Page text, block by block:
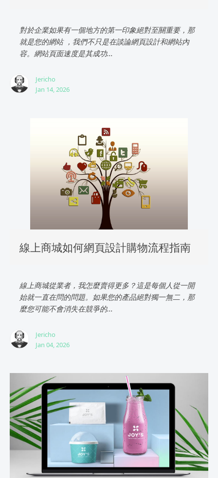
對於企業如果有一個地方的第一印象絕對至關重要，那
就是您的網站 ，我們不只是在談論網頁設計和網站內
容。網站頁面速度是其成功...
Jericho
Jan 14, 2026
線上商城如何網頁設計購物流程指南
線上商城從業者，我怎麼賣得更多？這是每個人從一開
始就一直在問的問題。如果您的產品絕對獨一無二，那
麼您可能不會消失在競爭的...
Jericho
Jan 04, 2026